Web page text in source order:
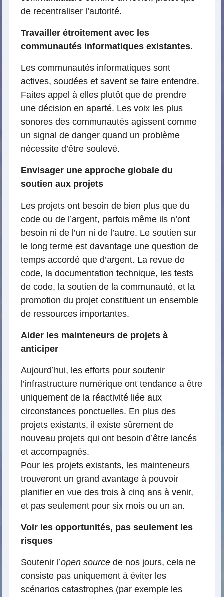
de recentraliser l’autorité.
Travailler étroitement avec les
communautés informatiques existantes.
Les communautés informatiques sont
actives, soudées et savent se faire entendre.
Faites appel à elles plutôt que de prendre
une décision en aparté. Les voix les plus
sonores des communautés agissent comme
un signal de danger quand un problème
nécessite d’être soulevé.
Envisager une approche globale du
soutien aux projets
Les projets ont besoin de bien plus que du
code ou de l’argent, parfois même ils n’ont
besoin ni de l’un ni de l’autre. Le soutien sur
le long terme est davantage une question de
temps accordé que d’argent. La revue de
code, la documentation technique, les tests
de code, la soutien de la communauté, et la
promotion du projet constituent un ensemble
de ressources importantes.
Aider les mainteneurs de projets à
anticiper
Aujourd’hui, les efforts pour soutenir
l’infrastructure numérique ont tendance a être
uniquement de la réactivité liée aux
circonstances ponctuelles. En plus des
projets existants, il existe sûrement de
nouveau projets qui ont besoin d’être lancés
et accompagnés.
Pour les projets existants, les mainteneurs
trouveront un grand avantage à pouvoir
planifier en vue des trois à cinq ans à venir,
et pas seulement pour six mois ou un an.
Voir les opportunités, pas seulement les
risques
Soutenir l’open source de nos jours, cela ne
consiste pas uniquement à éviter les
scénarios catastrophes (par exemple les